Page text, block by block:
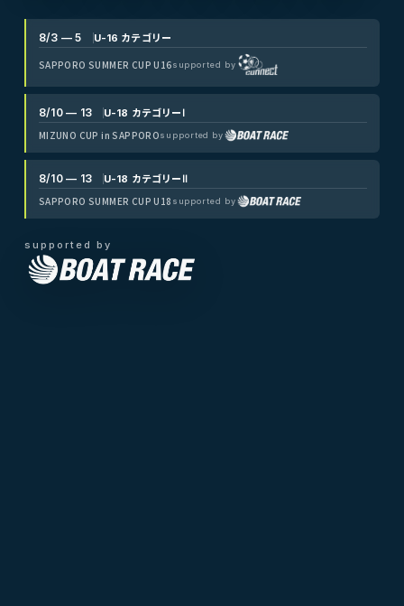
8/3 — 5 U-16 カテゴリー
SAPPORO SUMMER CUP U16supported by
8/10 — 13 U-18 カテゴリーⅠ
MIZUNO CUP in SAPPOROsupported by
8/10 — 13 U-18 カテゴリーⅡ
SAPPORO SUMMER CUP U18 supported by
supported by